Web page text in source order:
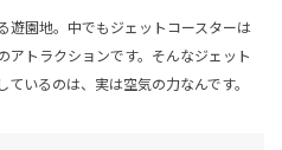
遊園地。中でもジェットコースターは
アトラクションです。そんなジェット
いるのは、実は空気の力なんです。